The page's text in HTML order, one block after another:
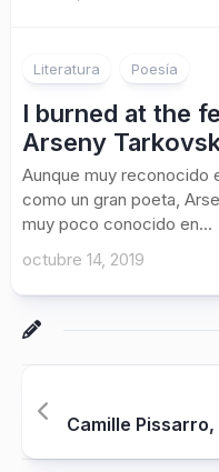
Literatura Poesía
I burned at the
Arseny
Aunque muy reconocido
como un gran poeta,
muy poco conocido en...
octubre 14, 2019
Camille